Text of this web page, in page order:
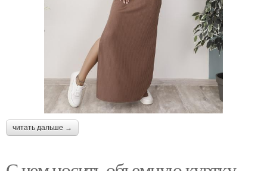
читать дальше →